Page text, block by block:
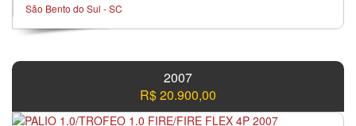
São Bento do Sul - SC
2007
R$ 20.900,00